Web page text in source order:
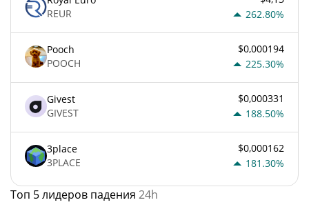
REUR
262.80%
Pooch
POOCH
$0,000194
225.30%
Givest
GIVEST
$0,000331
188.50%
3place
3PLACE
$0,000162
181.30%
Топ 5 лидеров падения 24h